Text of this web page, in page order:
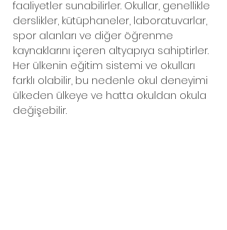
faaliyetler sunabilirler. Okullar, genellikle
derslikler, kütüphaneler, laboratuvarlar,
spor alanları ve diğer öğrenme
kaynaklarını içeren altyapıya sahiptirler.
Her ülkenin eğitim sistemi ve okulları
farklı olabilir, bu nedenle okul deneyimi
ülkeden ülkeye ve hatta okuldan okula
değişebilir.